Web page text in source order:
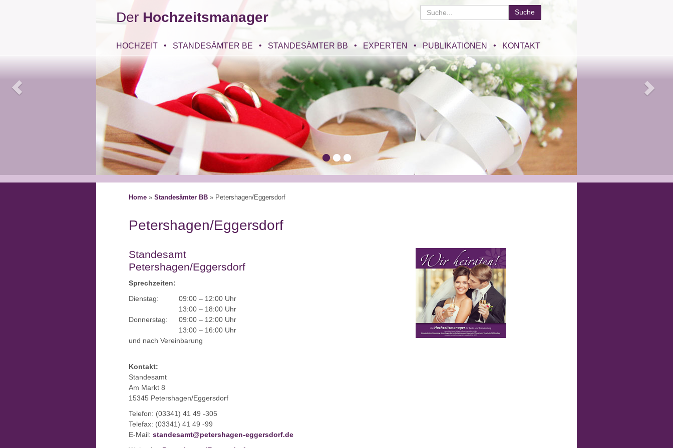
Der Hochzeitsmanager
HOCHZEIT STANDESÄMTER BE STANDESÄMTER BB EXPERTEN PUBLIKATIONEN KONTAKT
Home » Standesämter BB » Petershagen/Eggersdorf
Petershagen/Eggersdorf
Standesamt
Petershagen/Eggersdorf
Sprechzeiten:
Dienstag:
09:00 – 12:00 Uhr
13:00 – 18:00 Uhr
Donnerstag:
09:00 – 12:00 Uhr
13:00 – 16:00 Uhr
und nach Vereinbarung
Kontakt:
Standesamt
Am Markt 8
15345 Petershagen/Eggersdorf
Telefon: (03341) 41 49 -305
Telefax: (03341) 41 49 -99
E-Mail: standesamt@petershagen-eggersdorf.de